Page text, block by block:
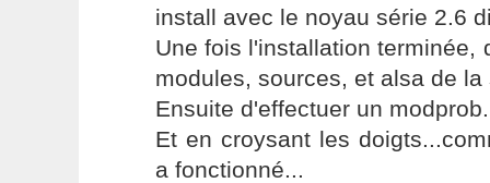
install avec le noyau série 2.6
Une fois l'installation terminée,
modules, sources, et alsa de la
Ensuite d'effectuer un
Et en croysant les
a fonctionné...